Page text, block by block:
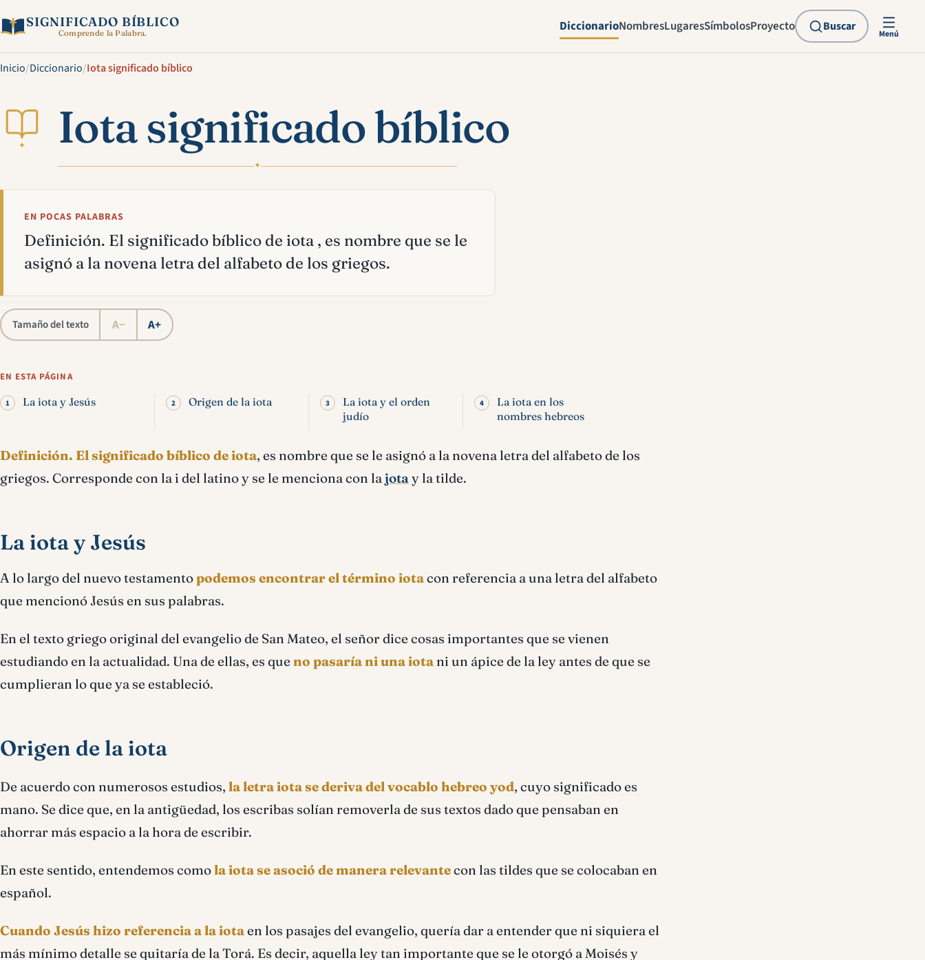
SIGNIFICADO BÍBLICO
Comprende la Palabra. DiccionarioNombresLugaresSímbolosProyecto Buscar
Menú
Inicio/Diccionario/Iota significado bíblico
✦ Iota significado bíblico
✦
EN POCAS PALABRAS
Definición. El significado bíblico de iota , es nombre que se le
asignó a la novena letra del alfabeto de los griegos.
Tamaño del texto A− A+
EN ESTA PÁGINA
La iota y Jesús Origen de la iota
La iota y el orden
judío
La iota en los
nombres hebreos
Definición. El significado bíblico de iota, es nombre que se le asignó a la novena letra del alfabeto de los
griegos. Corresponde con la i del latino y se le menciona con lajotay la tilde.
La iota y Jesús
A lo largo del nuevo testamentopodemos encontrar el término iotacon referencia a una letra del alfabeto
que mencionó Jesús en sus palabras.
En el texto griego original del evangelio de San Mateo, el señor dice cosas importantes que se vienen
estudiando en la actualidad. Una de ellas, es que no pasaría ni una iota ni un ápice de la ley antes de que se
cumplieran lo que ya se estableció.
Origen de la iota
De acuerdo con numerosos estudios, la letra iota se deriva del vocablo hebreo yod, cuyo significado es
mano. Se dice que, en la antigüedad, los escribas solían removerla de sus textos dado que pensaban en
ahorrar más espacio a la hora de escribir.
En este sentido, entendemos comola iota se asoció de manera relevantecon las tildes que se colocaban en
español.
Cuando Jesús hizo referencia a la iotaen los pasajes del evangelio, quería dar a entender que ni siquiera el
más mínimo detalle se quitaría de la Torá. Es decir, aquella ley tan importante que se le otorgó a Moisés y